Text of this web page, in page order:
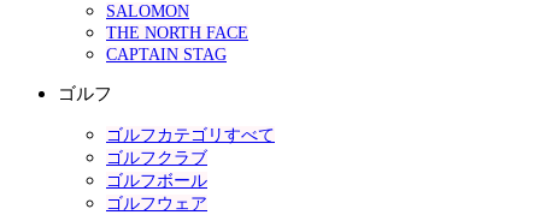
SALOMON
THE NORTH FACE
CAPTAIN STAG
ゴルフ
ゴルフカテゴリすべて
ゴルフクラブ
ゴルフボール
ゴルフウェア